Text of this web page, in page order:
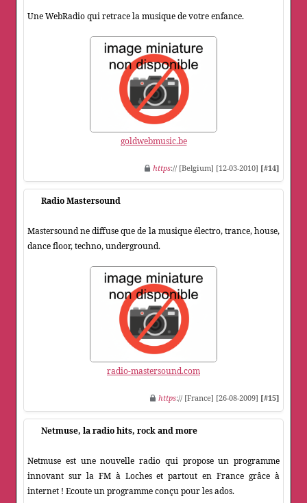
Une WebRadio qui retrace la musique de votre enfance.
goldwebmusic.be
https:// [Belgium] [12-03-2010] [#14]
Radio Mastersound
Mastersound ne diffuse que de la musique électro, trance, house,
dance floor, techno, underground.
radio-mastersound.com
https:// [France] [26-08-2009] [#15]
Netmuse, la radio hits, rock and more
Netmuse est une nouvelle radio qui propose un programme
innovant sur la FM à Loches et partout en France grâce à
internet ! Ecoute un programme conçu pour les ados.